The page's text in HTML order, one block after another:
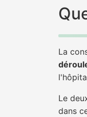
La
Le
dans